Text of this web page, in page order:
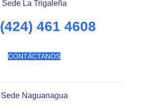
Sede La Trigaleña
461 4608
CONTÁCTANOS
Sede Naguanagua